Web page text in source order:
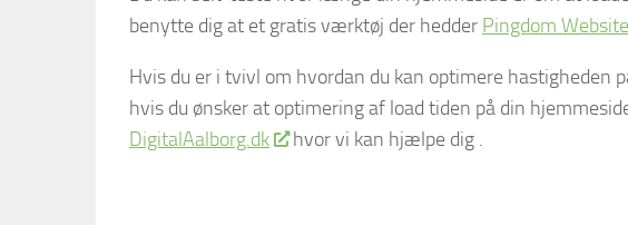
benytte dig at et gratis værktøj der hedder Pingdom
Hvis du er i tvivl om hvordan du kan optimere hastigheden
hvis du ønsker at optimering af load tiden på din
DigitalAalborg.dk
hvor vi kan hjælpe dig .